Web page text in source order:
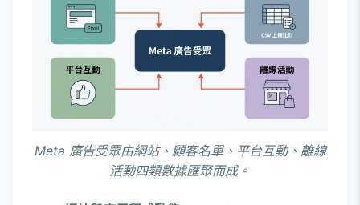
Meta 廣告受眾由網站、顧客名單、平台互動、離線
活動四類數據匯聚而成。